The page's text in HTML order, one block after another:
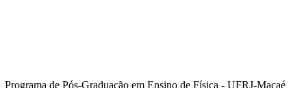
Programa de Pós-Graduação em Ensino de Física - UFRJ-Macaé